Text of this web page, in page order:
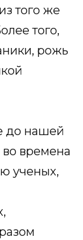
того же
того,
рожь
до нашей
времена
ученых,